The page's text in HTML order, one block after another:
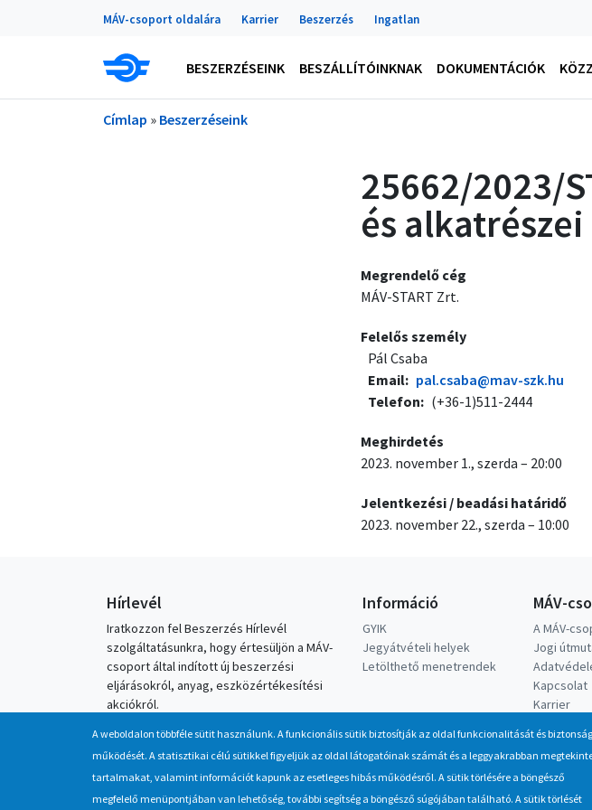
Ugrás a tartalomraPortálok
MÁV-csoport oldalára Karrier Beszerzés Ingatlan
Main navigation
BESZERZÉSEINK BESZÁLLÍTÓINKNAK DOKUMENTÁCIÓK
Morzsa
Címlap Beszerzéseink
25662/2023/
és
Megrendelő cég
MÁV-START Zrt.
Felelős személy
Pál Csaba
Email
pal.csaba@mav-szk.hu
Telefon
(+36-1)511-2444
Meghirdetés
2023. november 1., szerda – 20:00
Jelentkezési / beadási határidő
2023. november 22., szerda – 10:00
Hírlevél
Iratkozzon fel Beszerzés Hírlevél
szolgáltatásunkra, hogy értesüljön a MÁV-
csoport által indított új beszerzési
eljárásokról, anyag, eszközértékesítési
akciókról.
Érdekel
Információ
GYIK
Jegyátvételi helyek
Letölthető menetrendek
MÁV-
A MÁV-
Jogi
Kapcsolat
Karrier
A weboldalon többféle sütit használunk. A funkcionális sütik biztosítják az oldal funkcionalitását és
működését. A statisztikai célú sütikkel figyeljük az oldal látogatóinak számát és a leggyakrabban
tartalmakat, valamint információt kapunk az esetleges hibás működésről. A sütik törlésére a böngésző
megfelelő menüpontjában van lehetőség, további segítség a böngésző súgójában található. A sütik törlését